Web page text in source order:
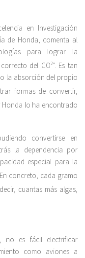
en Investigación
de Honda, comenta al
para lograr la
del CO2”. Es tan
la absorción del propio
formas de convertir,
lo ha encontrado
convertirse en
la dependencia por
especial para la
concreto, cada gramo
cuantas más algas,
no es fácil electrificar
como aviones a